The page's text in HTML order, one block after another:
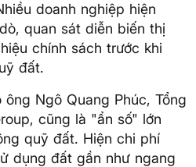
doanh nghiệp hiện
quan sát diễn biến thị
chính sách trước khi
đất.
Ngô Quang Phúc, Tổng
cũng là "ẩn số" lớn
quỹ đất. Hiện chi phí
dụng đất gần như ngang